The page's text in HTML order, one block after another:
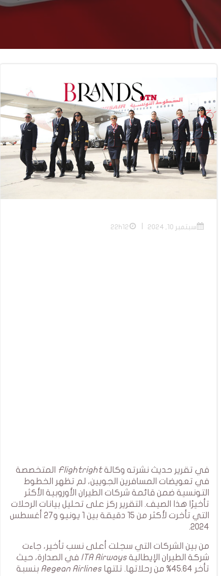
سبتمبر 10, 2024 22h12
في تقرير حديث نشرته وكالةFlightright المتخصصة
في تعويضات المسافرين الجويين، لم تظهر الخطوط
التونسية ضمن قائمة شركات الطيران الأوروبية الأكثر
تأخيرًا هذا الصيف. التقرير ركز على تحليل بيانات الرحلات
التي تأخرت لأكثر من 15 دقيقة بين 1 يونيو و27 أغسطس
2024.
من بين الشركات التي سجلت أعلى نسب تأخير، جاءت
شركة الطيران الإيطالية ITA Airways في الصدارة، حيث
تأخر 45.64% من رحلاتها. تلتها
Aegean Airlines بنسبة